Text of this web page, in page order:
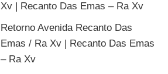
Xv | Recanto Das Emas – Ra Xv
Retorno Avenida Recanto Das
Emas / Ra Xv | Recanto Das Emas
– Ra Xv